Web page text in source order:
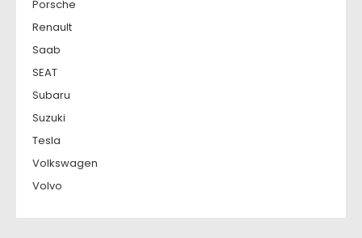
Porsche
Renault
Saab
SEAT
Subaru
Suzuki
Tesla
Volkswagen
Volvo